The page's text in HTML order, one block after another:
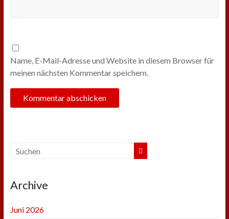
Name, E-Mail-Adresse und Website in diesem Browser für
meinen nächsten Kommentar speichern.
Archive
Juni 2026